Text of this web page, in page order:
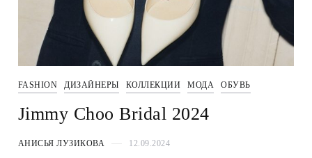
FASHION ДИЗАЙНЕРЫ КОЛЛЕКЦИИ МОДА ОБУВЬ
Jimmy Choo Bridal 2024
АНИСЬЯ ЛУЗИКОВА 12.09.2024